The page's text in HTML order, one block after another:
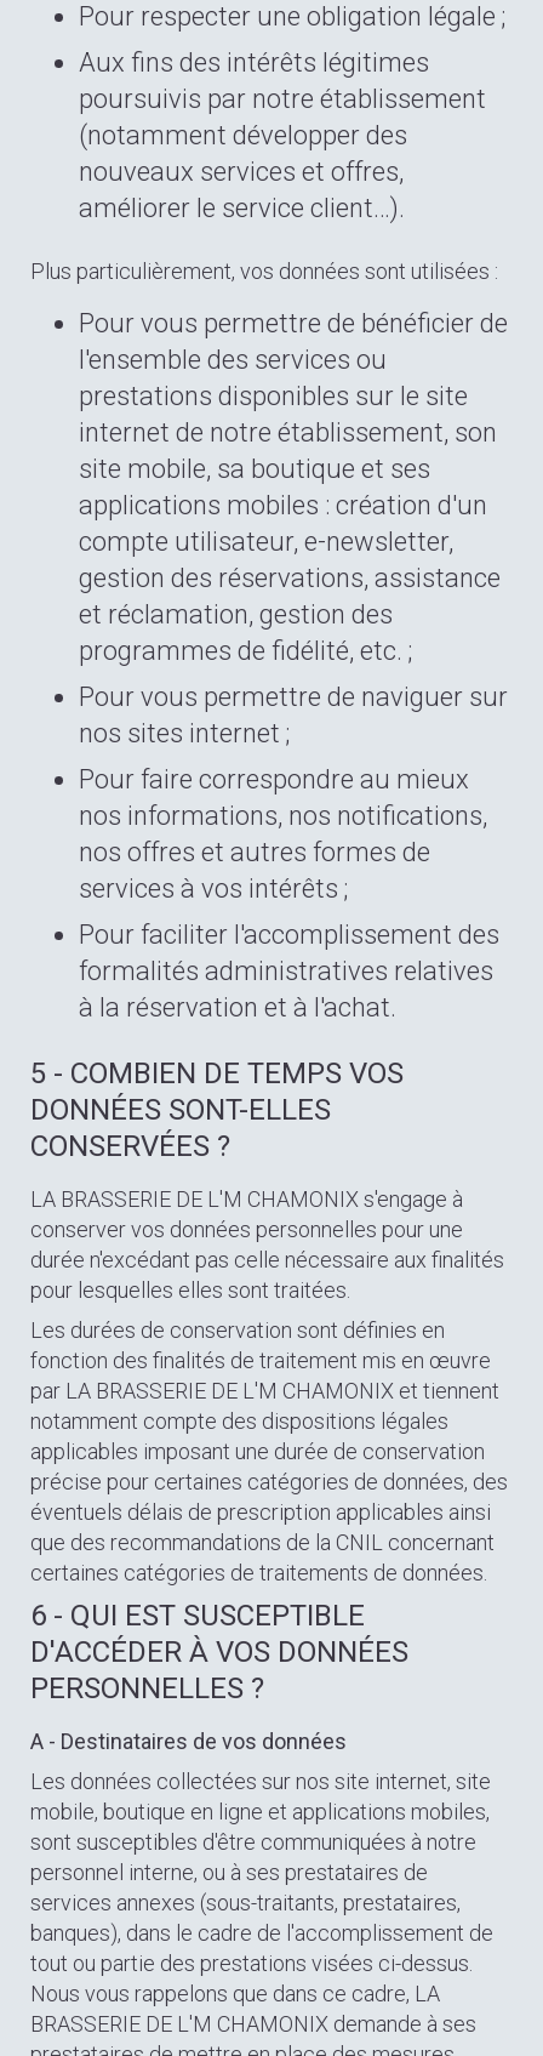
Pour respecter une obligation légale ;
Aux fins des intérêts légitimes
poursuivis par notre établissement
(notamment développer des
nouveaux services et offres,
améliorer le service client…).
Plus particulièrement, vos données sont utilisées :
Pour vous permettre de bénéficier de
l'ensemble des services ou
prestations disponibles sur le site
internet de notre établissement, son
site mobile, sa boutique et ses
applications mobiles : création d'un
compte utilisateur, e-newsletter,
gestion des réservations, assistance
et réclamation, gestion des
programmes de fidélité, etc. ;
Pour vous permettre de naviguer sur
nos sites internet ;
Pour faire correspondre au mieux
nos informations, nos notifications,
nos offres et autres formes de
services à vos intérêts ;
Pour faciliter l'accomplissement des
formalités administratives relatives
à la réservation et à l'achat.
5 - COMBIEN DE TEMPS VOS
DONNÉES SONT-ELLES
CONSERVÉES ?
LA BRASSERIE DE L'M CHAMONIX s'engage à
conserver vos données personnelles pour une
durée n'excédant pas celle nécessaire aux finalités
pour lesquelles elles sont traitées.
Les durées de conservation sont définies en
fonction des finalités de traitement mis en œuvre
par LA BRASSERIE DE L'M CHAMONIX et tiennent
notamment compte des dispositions légales
applicables imposant une durée de conservation
précise pour certaines catégories de données, des
éventuels délais de prescription applicables ainsi
que des recommandations de la CNIL concernant
certaines catégories de traitements de données.
6 - QUI EST SUSCEPTIBLE
D'ACCÉDER À VOS DONNÉES
PERSONNELLES ?
A - Destinataires de vos données
Les données collectées sur nos site internet, site
mobile, boutique en ligne et applications mobiles,
sont susceptibles d'être communiquées à notre
personnel interne, ou à ses prestataires de
services annexes (sous-traitants, prestataires,
banques), dans le cadre de l'accomplissement de
tout ou partie des prestations visées ci-dessus.
Nous vous rappelons que dans ce cadre, LA
BRASSERIE DE L'M CHAMONIX demande à ses